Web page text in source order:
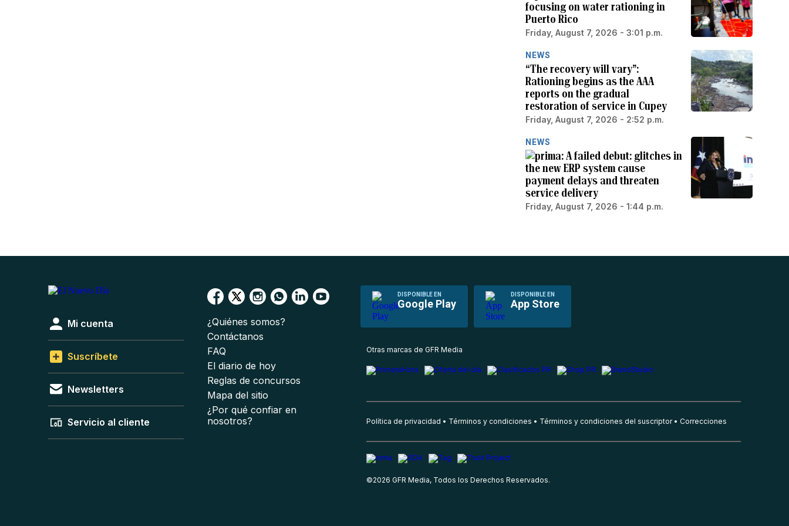
focusing on water rationing in
Puerto Rico
Friday, August 7, 2026 - 3:01 p.m.
NEWS
“The recovery will vary”:
Rationing begins as the AAA
reports on the gradual
restoration of service in Cupey
Friday, August 7, 2026 - 2:52 p.m.
NEWS
A failed debut: glitches in
the new ERP system cause
payment delays and threaten
service delivery
Friday, August 7, 2026 - 1:44 p.m.
DISPONIBLE EN
Google Play
DISPONIBLE EN
App Store
Mi cuenta
Suscríbete
Newsletters
Servicio al cliente
¿Quiénes somos?
Contáctanos
FAQ
El diario de hoy
Reglas de concursos
Mapa del sitio
¿Por qué confiar en
nosotros?
Otras marcas de GFR Media
Política de privacidad Términos y condiciones Términos y condiciones del suscriptor Correcciones
©2026 GFR Media, Todos los Derechos Reservados.